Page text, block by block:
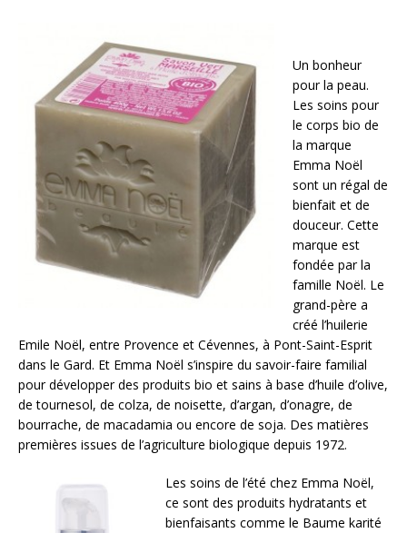
Un bonheur
pour la peau.
Les soins pour
le corps bio de
la marque
Emma Noël
sont un régal de
bienfait et de
douceur. Cette
marque est
fondée par la
famille Noël. Le
grand-père a
créé l’huilerie
Emile Noël, entre Provence et Cévennes, à Pont-Saint-Esprit
dans le Gard. Et Emma Noël s’inspire du savoir-faire familial
pour développer des produits bio et sains à base d’huile d’olive,
de tournesol, de colza, de noisette, d’argan, d’onagre, de
bourrache, de macadamia ou encore de soja. Des matières
premières issues de l’agriculture biologique depuis 1972.
Les soins de l’été chez Emma Noël,
ce sont des produits hydratants et
bienfaisants comme le Baume karité